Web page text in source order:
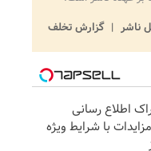
ناشر
گزارش تخلف
اطلاع رسانی
با شرایط ویژه